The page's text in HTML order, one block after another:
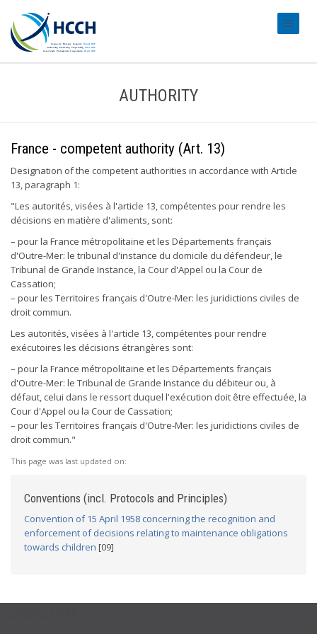
AUTHORITY
France - competent authority (Art. 13)
Designation of the competent authorities in accordance with Article
13, paragraph 1:
"Les autorités, visées à l'article 13, compétentes pour rendre les
décisions en matière d'aliments, sont:
– pour la France métropolitaine et les Départements français
d'Outre-Mer: le tribunal d'instance du domicile du défendeur, le
Tribunal de Grande Instance, la Cour d'Appel ou la Cour de
Cassation;
– pour les Territoires français d'Outre-Mer: les juridictions civiles de
droit commun.
Les autorités, visées à l'article 13, compétentes pour rendre
exécutoires les décisions étrangères sont:
– pour la France métropolitaine et les Départements français
d'Outre-Mer: le Tribunal de Grande Instance du débiteur ou, à
défaut, celui dans le ressort duquel l'exécution doit être effectuée, la
Cour d'Appel ou la Cour de Cassation;
– pour les Territoires français d'Outre-Mer: les juridictions civiles de
droit commun."
This page was last updated on:
Conventions (incl. Protocols and Principles)
Convention of 15 April 1958 concerning the recognition and
enforcement of decisions relating to maintenance obligations
towards children [09]